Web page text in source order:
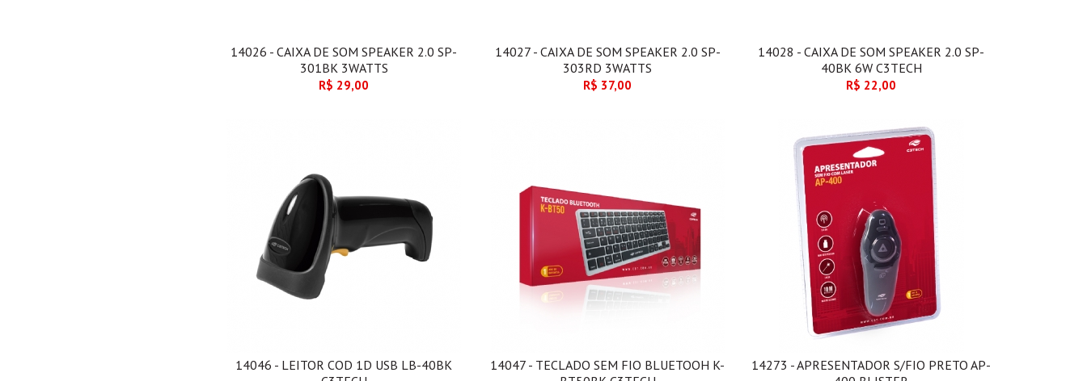
14026 - CAIXA DE SOM SPEAKER 2.0 SP-
301BK 3WATTS
R$ 29,00
14027 - CAIXA DE SOM SPEAKER 2.0 SP-
303RD 3WATTS
R$ 37,00
14028 - CAIXA DE SOM SPEAKER 2.0 SP-
40BK 6W C3TECH
R$ 22,00
14046 - LEITOR COD 1D USB LB-40BK
14047 - TECLADO SEM FIO BLUETOOH K-
14273 - APRESENTADOR S/FIO PRETO AP-